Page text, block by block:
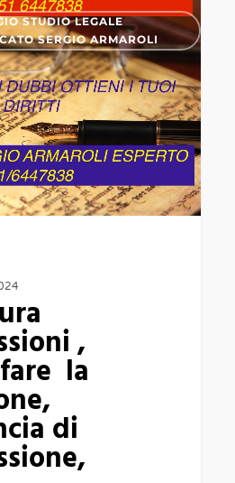
STUDIO LEGALE
SERGIO ARMAROLI
,
la
di
0